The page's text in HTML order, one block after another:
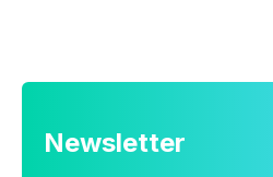
Newsletter